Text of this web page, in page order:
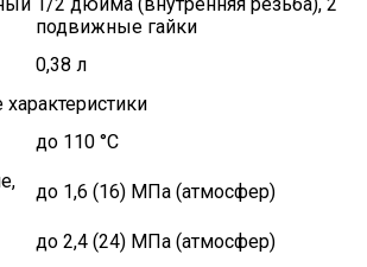
подвижные гайки
0,38 л
до 110 °С
до 1,6 (16) МПа (атмосфер)
до 2,4 (24) МПа (атмосфер)